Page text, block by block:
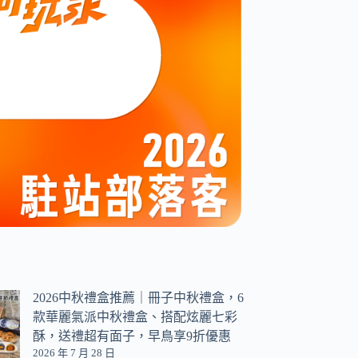
2026中秋禮盒推薦｜冊子中秋禮盒，6
款華麗氣派中秋禮盒、搭配炫麗七彩
酥，送禮超有面子，早鳥享9折優惠
2026 年 7 月 28 日